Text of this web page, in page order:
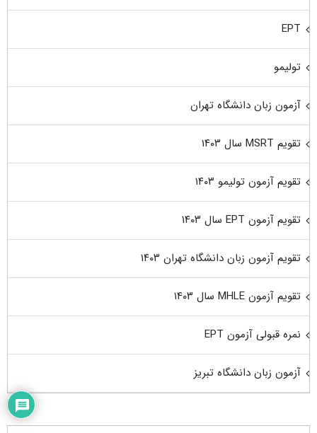
EPT
تولیمو
آزمون زبان دانشگاه تهران
تقویم MSRT سال ۱۴۰۳
تقویم آزمون تولیمو ۱۴۰۳
تقویم آزمون EPT سال ۱۴۰۳
تقویم آزمون زبان دانشگاه تهران ۱۴۰۳
تقویم آزمون MHLE سال ۱۴۰۳
نمره قبولی آزمون EPT
آزمون زبان دانشگاه تبریز